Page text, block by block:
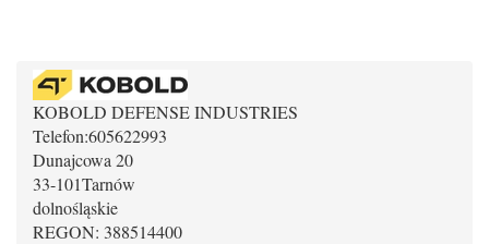
KOBOLD DEFENSE INDUSTRIES
Telefon:605622993
Dunajcowa 20
33-101Tarnów
dolnośląskie
REGON: 388514400